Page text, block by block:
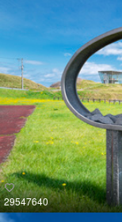
29547640